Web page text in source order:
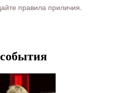
правила приличия.